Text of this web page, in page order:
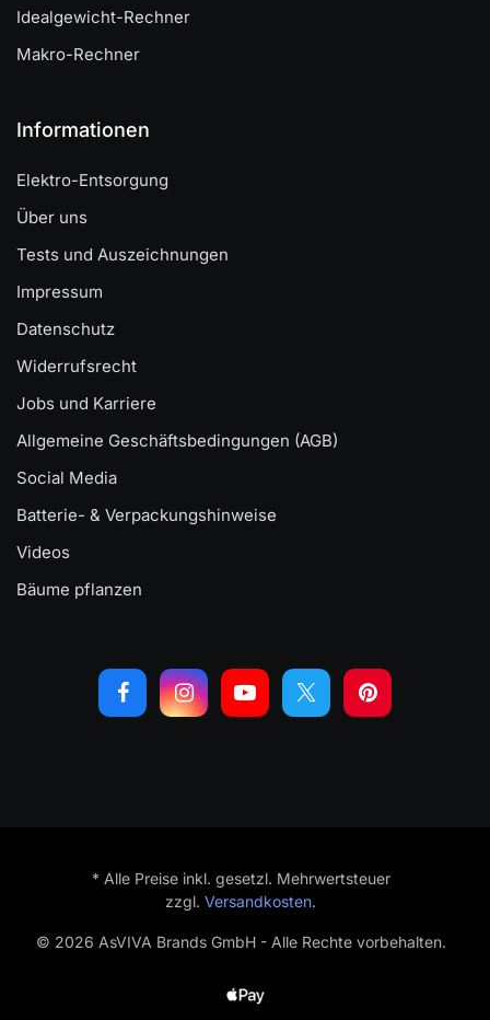
Idealgewicht-Rechner
Makro-Rechner
Informationen
Elektro-Entsorgung
Über uns
Tests und Auszeichnungen
Impressum
Datenschutz
Widerrufsrecht
Jobs und Karriere
Allgemeine Geschäftsbedingungen (AGB)
Social Media
Batterie- & Verpackungshinweise
Videos
Bäume pflanzen
* Alle Preise inkl. gesetzl. Mehrwertsteuer
zzgl. Versandkosten.
© 2026 AsVIVA Brands GmbH - Alle Rechte vorbehalten.